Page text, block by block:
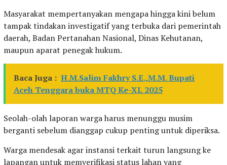
Masyarakat mempertanyakan mengapa hingga kini belum
tampak tindakan investigatif yang terbuka dari pemerintah
daerah, Badan Pertanahan Nasional, Dinas Kehutanan,
maupun aparat penegak hukum.
Baca Juga : H.M.Salim Fakhry S.E.,M.M. Bupati
Aceh Tenggara buka MTQ Ke-XL 2025
Seolah-olah laporan warga harus menunggu musim
berganti sebelum dianggap cukup penting untuk diperiksa.
Warga mendesak agar instansi terkait turun langsung ke
lapangan untuk memverifikasi status lahan yang